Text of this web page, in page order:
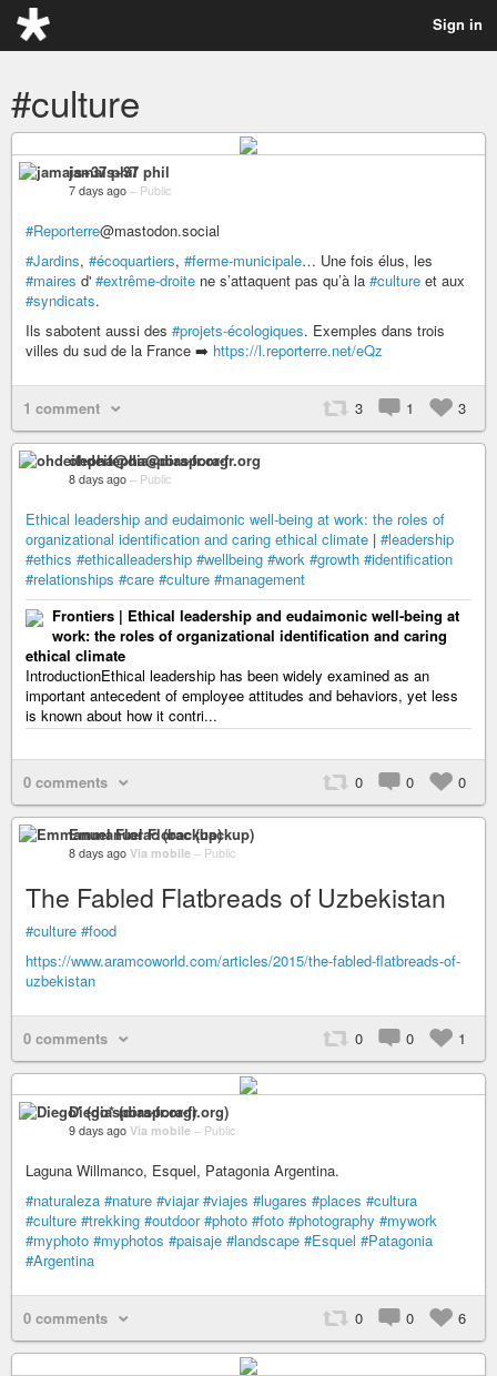
Sign in
#culture
jamais+37 phil
7 days ago – Public
#Reporterre@mastodon.social
#Jardins, #écoquartiers, #ferme-municipale… Une fois élus, les
#maires d' #extrême-droite ne s’attaquent pas qu’à la #culture et aux
#syndicats.
Ils sabotent aussi des #projets-écologiques. Exemples dans trois
villes du sud de la France ➡️ https://l.reporterre.net/eQz
1 comment 3 1 3
ohdeifepha@diaspora-fr.org
8 days ago – Public
Ethical leadership and eudaimonic well-being at work: the roles of
organizational identification and caring ethical climate | #leadership
#ethics #ethicalleadership #wellbeing #work #growth #identification
#relationships #care #culture #management
Frontiers | Ethical leadership and eudaimonic well-being at
work: the roles of organizational identification and caring
ethical climate
IntroductionEthical leadership has been widely examined as an
important antecedent of employee attitudes and behaviors, yet less
is known about how it contri...
0 comments 0 0 0
Emmanuel Florac (backup)
8 days ago Via mobile – Public
The Fabled Flatbreads of Uzbekistan
#culture #food
https://www.aramcoworld.com/articles/2015/the-fabled-flatbreads-of-
uzbekistan
0 comments 0 0 1
Diego* (diaspora-fr.org)
9 days ago Via mobile – Public
Laguna Willmanco, Esquel, Patagonia Argentina.
#naturaleza #nature #viajar #viajes #lugares #places #cultura
#culture #trekking #outdoor #photo #foto #photography #mywork
#myphoto #myphotos #paisaje #landscape #Esquel #Patagonia
#Argentina
0 comments 0 0 6